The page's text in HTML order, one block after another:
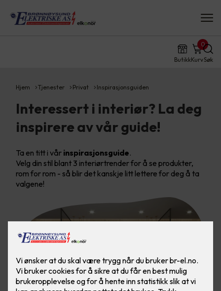
ButikkKurv
0
Søk
Hjem Tjenester Privat Inspirasjonsguiden
Interessert i interiør? La deg
inspirere av vår guide!
Ta en titt i vår inspirasjonsguide.
Velg din stil blant 3 interiørtrender for å se produkter,
rom for rom - så blir det kanskje litt lettere for deg å ta
valgene!